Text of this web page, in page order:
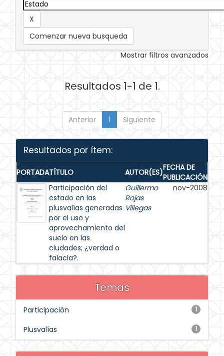
Comenzar nueva busqueda
Mostrar filtros avanzados
Resultados 1-1 de 1.
Anterior 1 Siguiente
Resultados por ítem:
PORTADATÍTULO AUTOR(ES)FECHA DE
PUBLICACIÓN
Participación del
estado en las
plusvalías generadas
por el uso y
aprovechamiento del
suelo en las
ciudades; ¿verdad o
falacia?.
Guillermo
Rojas
Villegas
nov-2008
Temas
1
Participación
1
Plusvalías